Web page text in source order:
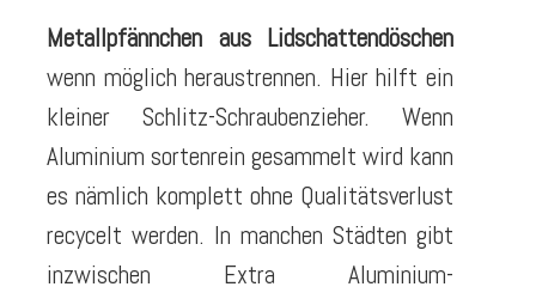
Metallpfännchen aus Lidschattendöschen
wenn möglich heraustrennen. Hier hilft ein
kleiner Schlitz-Schraubenzieher. Wenn
Aluminium sortenrein gesammelt wird kann
es nämlich komplett ohne Qualitätsverlust
recycelt werden. In manchen Städten gibt
inzwischen Extra Aluminium-